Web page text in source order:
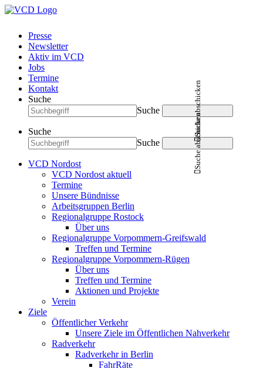
Presse
Newsletter
Aktiv im VCD
Jobs
Termine
Kontakt
Suche
Suche
Suche abschicken
Suche
Suche
Suche abschicken
VCD Nordost
VCD Nordost aktuell
Termine
Unsere Bündnisse
Arbeitsgruppen Berlin
Regionalgruppe Rostock
Über uns
Regionalgruppe Vorpommern-Greifswald
Treffen und Termine
Regionalgruppe Vorpommern-Rügen
Über uns
Treffen und Termine
Aktionen und Projekte
Verein
Ziele
Öffentlicher Verkehr
Unsere Ziele im Öffentlichen Nahverkehr
Radverkehr
Radverkehr in Berlin
FahrRäte